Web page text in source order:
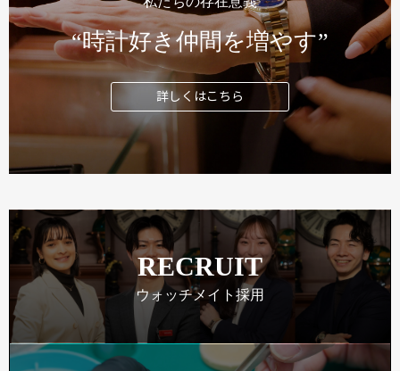
“時計好き仲間を増やす”
詳しくはこちら
RECRUIT
ウォッチメイト採用